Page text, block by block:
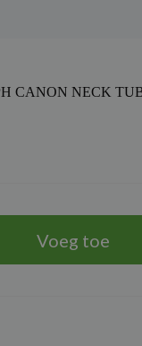
CANON NECK
Voeg toe